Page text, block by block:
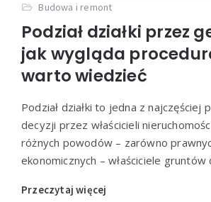
Budowa i remont
Podział działki przez
jak wygląda
warto wiedzieć
Podział działki to jedna z najczęściej
decyzji przez właścicieli
różnych powodów – zarówno
ekonomicznych – właściciele
Przeczytaj więcej